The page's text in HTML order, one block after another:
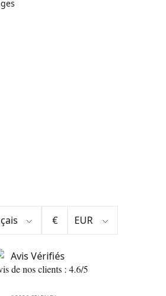
€
de nos clients : 4.6/5